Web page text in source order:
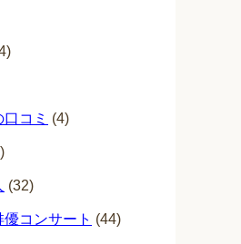
コミ (4)
(32)
コンサート (44)